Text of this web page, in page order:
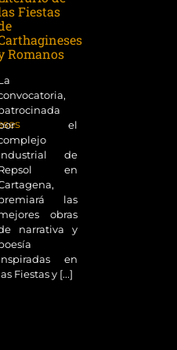
Fiestas
Romanos
el
de
en
las
obras
narrativa y
en
Fiestas y [...]